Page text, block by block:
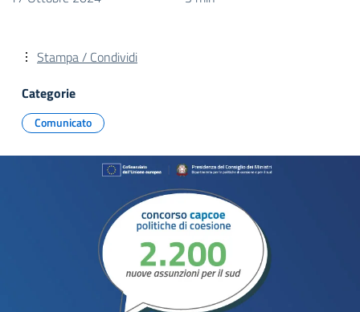
Stampa / Condividi
Categorie
Comunicato